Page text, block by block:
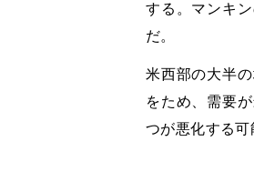
する。マンキ
だ。
米西部の大半
をため、需要
つが悪化する可